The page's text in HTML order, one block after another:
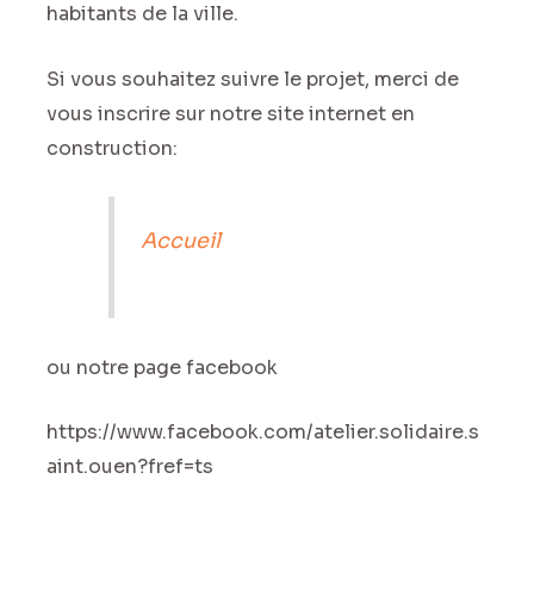
habitants de la ville.
Si vous souhaitez suivre le projet, merci de
vous inscrire sur notre site internet en
construction:
Accueil
ou notre page facebook
https://www.facebook.com/atelier.solidaire.s
aint.ouen?fref=ts